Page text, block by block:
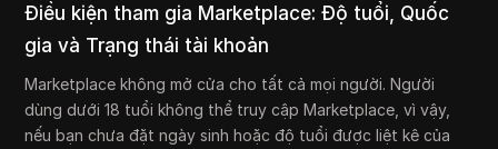
Điều kiện tham gia Marketplace: Độ tuổi, Quốc
gia và Trạng thái tài khoản
Marketplace không mở cửa cho tất cả mọi người. Người
dùng dưới 18 tuổi không thể truy cập Marketplace, vì vậy,
nếu bạn chưa đặt ngày sinh hoặc độ tuổi được liệt kê của